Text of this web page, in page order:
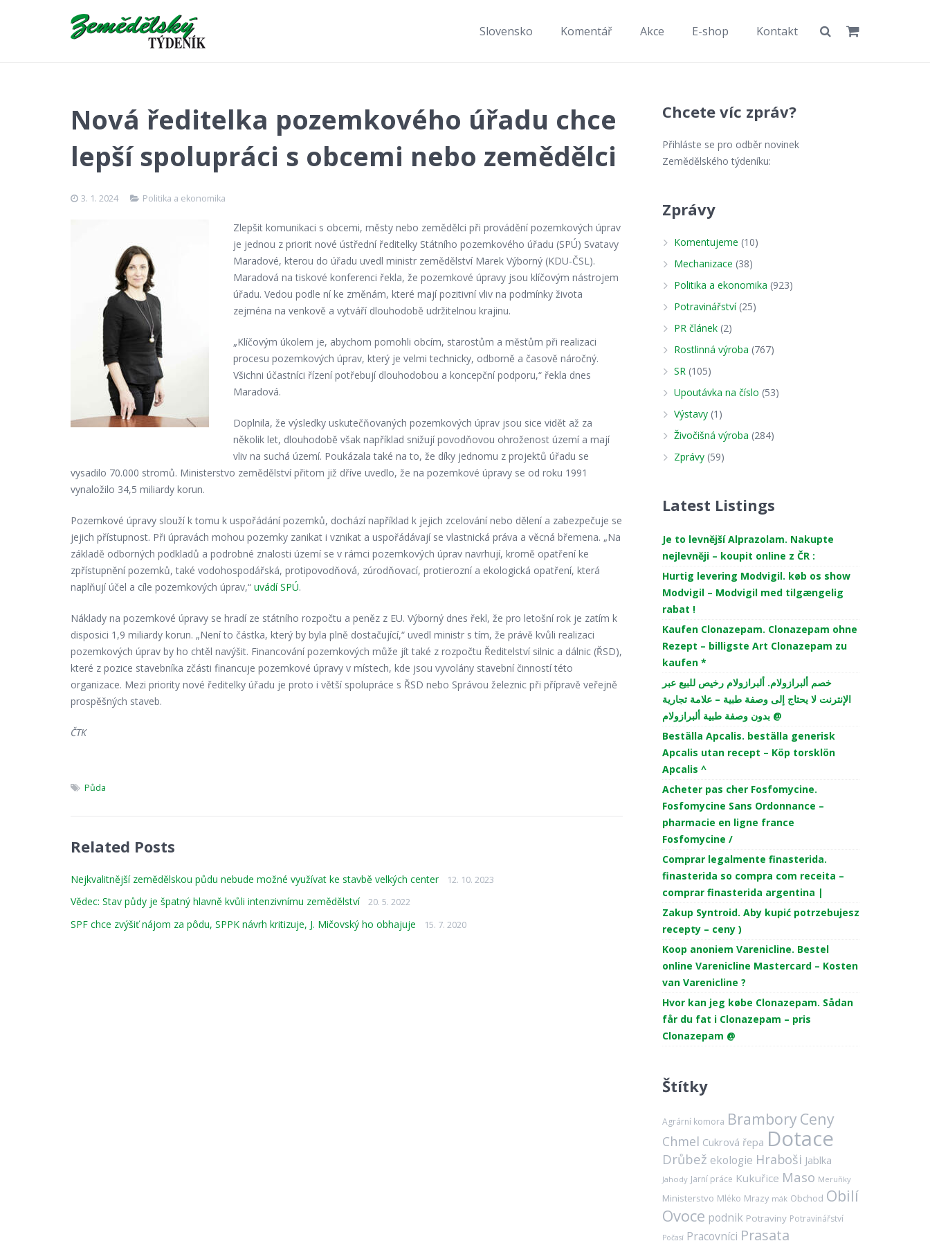
Slovensko Komentář Akce E-shop Kontakt
Nová ředitelka pozemkového úřadu chce
lepší spolupráci s obcemi nebo zemědělci
3. 1. 2024 Politika a ekonomika
Zlepšit komunikaci s obcemi, městy nebo zemědělci při provádění pozemkových úprav
je jednou z priorit nové ústřední ředitelky Státního pozemkového úřadu (SPÚ) Svatavy
Maradové, kterou do úřadu uvedl ministr zemědělství Marek Výborný (KDU-ČSL).
Maradová na tiskové konferenci řekla, že pozemkové úpravy jsou klíčovým nástrojem
úřadu. Vedou podle ní ke změnám, které mají pozitivní vliv na podmínky života
zejména na venkově a vytváří dlouhodobě udržitelnou krajinu.
„Klíčovým úkolem je, abychom pomohli obcím, starostům a městům při realizaci
procesu pozemkových úprav, který je velmi technicky, odborně a časově náročný.
Všichni účastníci řízení potřebují dlouhodobou a koncepční podporu,“ řekla dnes
Maradová.
Doplnila, že výsledky uskutečňovaných pozemkových úprav jsou sice vidět až za
několik let, dlouhodobě však například snižují povodňovou ohroženost území a mají
vliv na suchá území. Poukázala také na to, že díky jednomu z projektů úřadu se
vysadilo 70.000 stromů. Ministerstvo zemědělství přitom již dříve uvedlo, že na pozemkové úpravy se od roku 1991
vynaložilo 34,5 miliardy korun.
Pozemkové úpravy slouží k tomu k uspořádání pozemků, dochází například k jejich zcelování nebo dělení a zabezpečuje se
jejich přístupnost. Při úpravách mohou pozemky zanikat i vznikat a uspořádávají se vlastnická práva a věcná břemena. „Na
základě odborných podkladů a podrobné znalosti území se v rámci pozemkových úprav navrhují, kromě opatření ke
zpřístupnění pozemků, také vodohospodářská, protipovodňová, zúrodňovací, protierozní a ekologická opatření, která
naplňují účel a cíle pozemkových úprav,“ uvádí SPÚ.
Náklady na pozemkové úpravy se hradí ze státního rozpočtu a peněz z EU. Výborný dnes řekl, že pro letošní rok je zatím k
disposici 1,9 miliardy korun. „Není to částka, který by byla plně dostačující,“ uvedl ministr s tím, že právě kvůli realizaci
pozemkových úprav by ho chtěl navýšit. Financování pozemkových může jít také z rozpočtu Ředitelství silnic a dálnic (ŘSD),
které z pozice stavebníka zčásti financuje pozemkové úpravy v místech, kde jsou vyvolány stavební činností této
organizace. Mezi priority nové ředitelky úřadu je proto i větší spolupráce s ŘSD nebo Správou železnic při přípravě veřejně
prospěšných staveb.
ČTK
Půda
Related Posts
Nejkvalitnější zemědělskou půdu nebude možné využívat ke stavbě velkých center 12. 10. 2023
Vědec: Stav půdy je špatný hlavně kvůli intenzivnímu zemědělství 20. 5. 2022
SPF chce zvýšiť nájom za pôdu, SPPK návrh kritizuje, J. Mičovský ho obhajuje 15. 7. 2020
Chcete víc zpráv?
Přihláste se pro odběr novinek
Zemědělského týdeníku:
Zprávy
Komentujeme (10)
Mechanizace (38)
Politika a ekonomika (923)
Potravinářství(25)
PR článek(2)
Rostlinná výroba (767)
SR(105)
Upoutávka na číslo (53)
Výstavy(1)
Živočišná výroba (284)
Zprávy(59)
Latest Listings
Je to levnější Alprazolam. Nakupte
nejlevněji – koupit online z ČR :
Hurtig levering Modvigil. køb os show
Modvigil – Modvigil med tilgængelig
rabat !
Kaufen Clonazepam. Clonazepam ohne
Rezept – billigste Art Clonazepam zu
kaufen *
خصم ألبرازولام. ألبرازولام رخيص للبيع عبر
الإنترنت لا يحتاج إلى وصفة طبية – علامة تجارية
بدون وصفة طبية ألبرازولام @
Beställa Apcalis. beställa generisk
Apcalis utan recept – Köp torsklön
Apcalis ^
Acheter pas cher Fosfomycine.
Fosfomycine Sans Ordonnance –
pharmacie en ligne france
Fosfomycine /
Comprar legalmente finasterida.
finasterida so compra com receita –
comprar finasterida argentina |
Zakup Syntroid. Aby kupić potrzebujesz
recepty – ceny )
Koop anoniem Varenicline. Bestel
online Varenicline Mastercard – Kosten
van Varenicline ?
Hvor kan jeg købe Clonazepam. Sådan
får du fat i Clonazepam – pris
Clonazepam @
Štítky
Agrární komora Brambory Ceny
Chmel Cukrová řepa Dotace
Drůbež ekologie Hraboši Jablka
Jahody Jarní práce Kukuřice Maso Meruňky
Ministerstvo Mléko Mrazy mák Obchod Obilí
Ovoce podnik Potraviny Potravinářství
Počasí Pracovníci Prasata